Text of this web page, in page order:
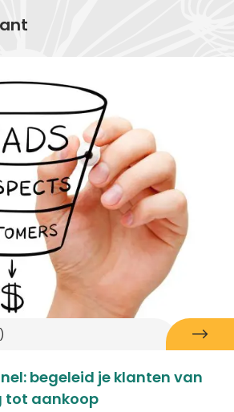
begeleid je klanten van
tot aankoop